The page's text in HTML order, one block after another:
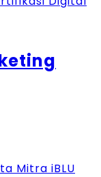
Mitra iBLU